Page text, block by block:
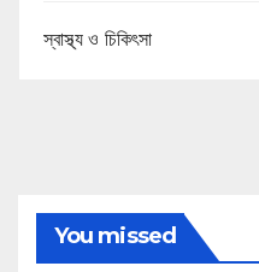
স্বাস্থ্য ও চিকিৎসা
You missed